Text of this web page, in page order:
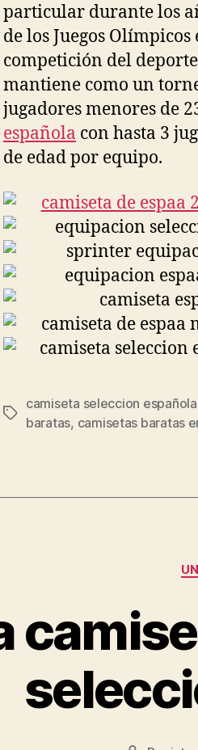
particular durante los
de los Juegos
competición del
mantiene como un
jugadores menores de
española con hasta 3
de edad por equipo.
Etiquetas
camiseta seleccion
baratas, camisetas baratas